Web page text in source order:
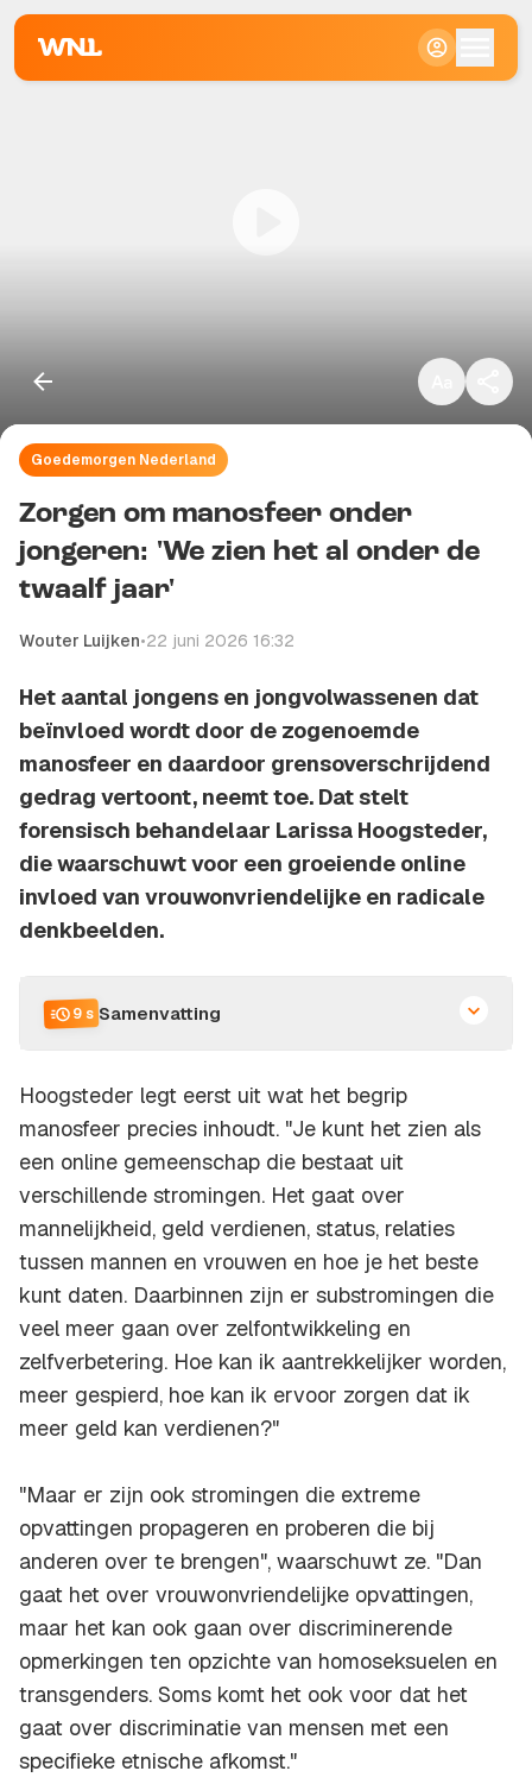
Goedemorgen Nederland
Zorgen om manosfeer onder
jongeren: 'We zien het al onder de
twaalf jaar'
Wouter Luijken•22 juni 2026 16:32
Het aantal jongens en jongvolwassenen dat
beïnvloed wordt door de zogenoemde
manosfeer en daardoor grensoverschrijdend
gedrag vertoont, neemt toe. Dat stelt
forensisch behandelaar Larissa Hoogsteder,
die waarschuwt voor een groeiende online
invloed van vrouwonvriendelijke en radicale
denkbeelden.
9 s Samenvatting
Hoogsteder legt eerst uit wat het begrip
manosfeer precies inhoudt. "Je kunt het zien als
een online gemeenschap die bestaat uit
verschillende stromingen. Het gaat over
mannelijkheid, geld verdienen, status, relaties
tussen mannen en vrouwen en hoe je het beste
kunt daten. Daarbinnen zijn er substromingen die
veel meer gaan over zelfontwikkeling en
zelfverbetering. Hoe kan ik aantrekkelijker worden,
meer gespierd, hoe kan ik ervoor zorgen dat ik
meer geld kan verdienen?"
"Maar er zijn ook stromingen die extreme
opvattingen propageren en proberen die bij
anderen over te brengen", waarschuwt ze. "Dan
gaat het over vrouwonvriendelijke opvattingen,
maar het kan ook gaan over discriminerende
opmerkingen ten opzichte van homoseksuelen en
transgenders. Soms komt het ook voor dat het
gaat over discriminatie van mensen met een
specifieke etnische afkomst."